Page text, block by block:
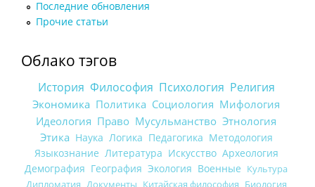
Последние обновления
Прочие статьи
Облако тэгов
История Философия Психология Религия
Экономика Политика Социология Мифология
Идеология Право Мусульманство Этнология
Этика Наука Логика Педагогика Методология
Языкознание Литература Искусство Археология
Демография География Экология Военные Культура
Дипломатия Документы Китайская философия Биология